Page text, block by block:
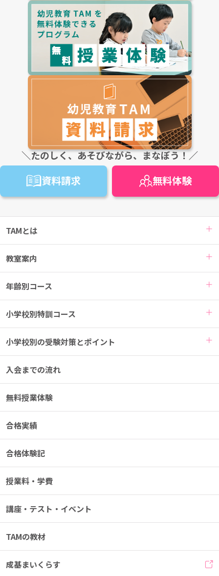
＼たのしく、あそびながら、まなぼう！／
資料請求 無料体験
TAMとは
教室案内
年齢別コース
小学校別特訓コース
小学校別の受験対策とポイント
入会までの流れ
無料授業体験
合格実績
合格体験記
授業料・学費
講座・テスト・イベント
TAMの教材
成基まいくらす